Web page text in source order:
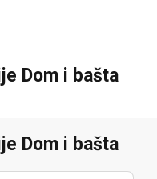
Dom i bašta
Dom i bašta